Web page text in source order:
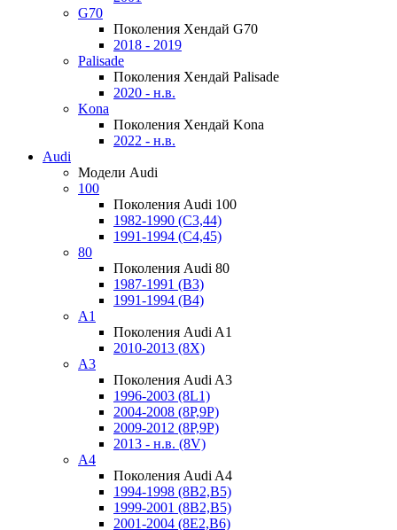
G70
Поколения Хендай G70
2018 - 2019
Palisade
Поколения Хендай Palisade
2020 - н.в.
Kona
Поколения Хендай Kona
2022 - н.в.
Audi
Модели Audi
100
Поколения Audi 100
1982-1990 (С3,44)
1991-1994 (С4,45)
80
Поколения Audi 80
1987-1991 (B3)
1991-1994 (B4)
A1
Поколения Audi A1
2010-2013 (8X)
A3
Поколения Audi A3
1996-2003 (8L1)
2004-2008 (8P,9P)
2009-2012 (8P,9P)
2013 - н.в. (8V)
A4
Поколения Audi A4
1994-1998 (8B2,B5)
1999-2001 (8B2,B5)
2001-2004 (8E2,B6)